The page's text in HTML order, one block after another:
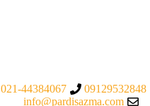
09129532848
021-44384067
info@pardisazma.com